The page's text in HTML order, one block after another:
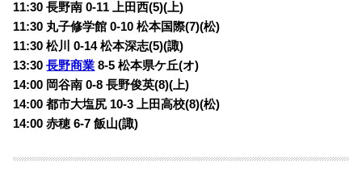
11:30 長野南 0-11 上田西(5)(上)
11:30 丸子修学館 0-10 松本国際(7)(松)
11:30 松川 0-14 松本深志(5)(諏)
13:30長野商業 8-5 松本県ケ丘(オ)
14:00 岡谷南 0-8 長野俊英(8)(上)
14:00 都市大塩尻 10-3 上田高校(8)(松)
14:00 赤穂 6-7 飯山(諏)